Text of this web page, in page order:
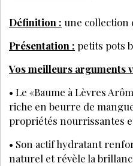
Définition : une collection
Présentation : petits pots
Vos meilleurs arguments
• Le «Baume à Lèvres
riche en beurre de
propriétés nourrissantes
• Son actif hydratant
naturel et révèle la